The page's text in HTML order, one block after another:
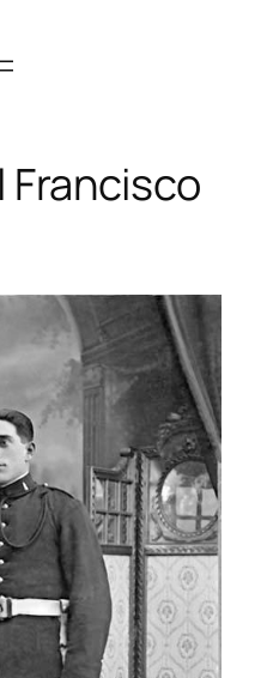
Francisco